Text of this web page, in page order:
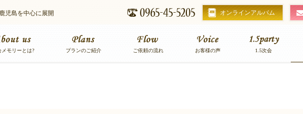
メモリーとは? プランのご紹介 ご依頼の流れ お客様の声 1.5次会
オンラインアルバム
児島を中心に展開